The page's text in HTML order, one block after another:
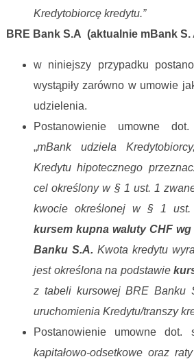
Kredytobiorcę kredytu.”
BRE Bank S.A (aktualnie mBank S.
w niniejszy przypadku
wystąpiły zarówno w umowie
udzielenia.
Postanowienie umowne
„mBank udziela
Kredytu hipotecznego
cel określony w § 1 ust. 1
kwocie określonej w § 1
kursem kupna waluty CHF
Banku S.A. Kwota kredytu
jest określona na podstawie
z tabeli kursowej BRE Banku
uruchomienia Kredytu/transzy
Postanowienie umowne dot.
kapitałowo-odsetkowe oraz